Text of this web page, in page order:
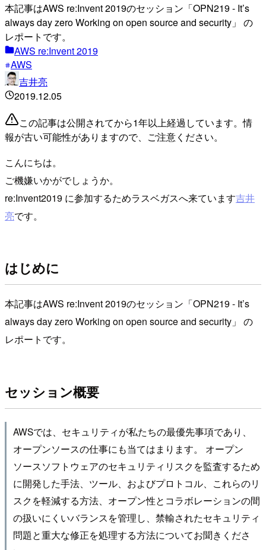
本記事はAWS re:Invent 2019のセッション「OPN219 - It’s
always day zero Working on open source and security」 の
レポートです。
AWS re:Invent 2019
AWS
吉井亮
2019.12.05
この記事は公開されてから1年以上経過しています。情
報が古い可能性がありますので、ご注意ください。
こんにちは。
ご機嫌いかがでしょうか。
re:Invent2019 に参加するためラスベガスへ来ています吉井
亮です。
はじめに
本記事はAWS re:Invent 2019のセッション「OPN219 - It’s
always day zero Working on open source and security」 の
レポートです。
セッション概要
AWSでは、セキュリティが私たちの最優先事項であり、
オープンソースの仕事にも当てはまります。 オープン
ソースソフトウェアのセキュリティリスクを監査するため
に開発した手法、ツール、およびプロトコル、これらのリ
スクを軽減する方法、オープン性とコラボレーションの間
の扱いにくいバランスを管理し、禁輸されたセキュリティ
問題と重大な修正を処理する方法についてお聞きくださ